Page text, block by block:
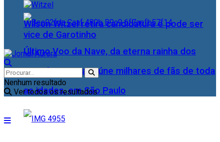
Último Voo da Nave, da eterna rainha dos
Baixinhos, Xuxa reúne milhares de fãs de toda
as idades, em São Paulo
Wilson Witzel retira candidatura e pode ser
vice de Garotinho
Nenhum resultado
Ver todos os resultados